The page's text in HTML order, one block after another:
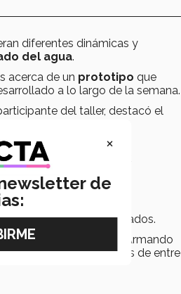
diferentes dinámicas y
del agua.
acerca de un prototipo que
a lo largo de la semana.
del taller, destacó el
ya que es una
los lugares galardonados.
Manjarrez y Jesús Armando
a los 3 primeros lugares de entre
×
de